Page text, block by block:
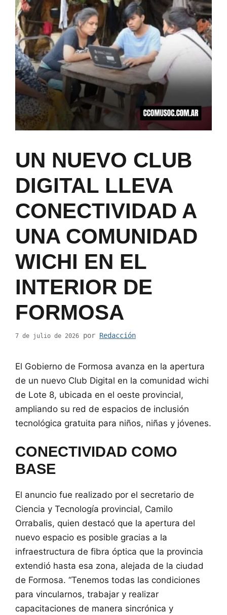
UN NUEVO CLUB
DIGITAL LLEVA
CONECTIVIDAD A
UNA COMUNIDAD
WICHI EN EL
INTERIOR DE
FORMOSA
7 de julio de 2026 por Redacción
El Gobierno de Formosa avanza en la apertura
de un nuevo Club Digital en la comunidad wichi
de Lote 8, ubicada en el oeste provincial,
ampliando su red de espacios de inclusión
tecnológica gratuita para niños, niñas y jóvenes.
CONECTIVIDAD COMO
BASE
El anuncio fue realizado por el secretario de
Ciencia y Tecnología provincial, Camilo
Orrabalis, quien destacó que la apertura del
nuevo espacio es posible gracias a la
infraestructura de fibra óptica que la provincia
extendió hasta esa zona, alejada de la ciudad
de Formosa. “Tenemos todas las condiciones
para vincularnos, trabajar y realizar
capacitaciones de manera sincrónica y